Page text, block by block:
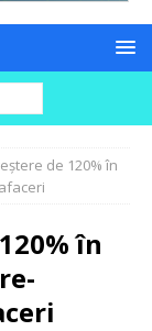
de 120% în
în